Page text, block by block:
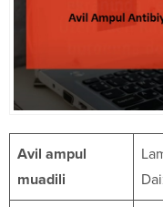
Avil ampul
muadili